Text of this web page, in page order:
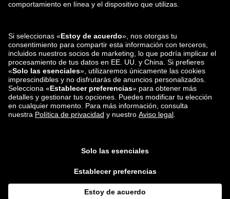
zalando-lounge.lu zalando-lounge.ee
zalando-lounge.lv zalando-lounge.no
También nos
encuentras en
*En comparación con el precio de venta recomendado